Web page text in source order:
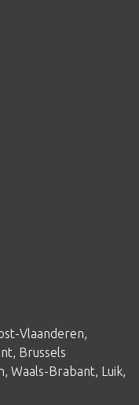
Vlaanderen,
, Brussels
, Waals-Brabant, Luik,